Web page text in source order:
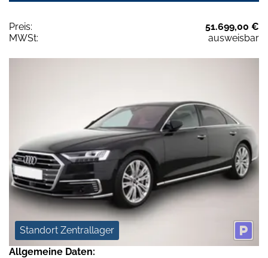
Preis:
51.699,00 €
MWSt:
ausweisbar
Standort Zentrallager
Allgemeine Daten: